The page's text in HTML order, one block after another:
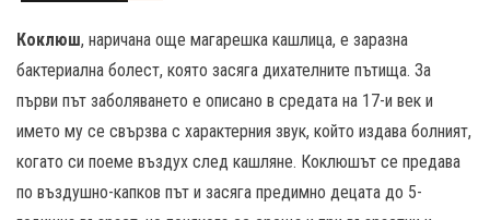
Коклюш, наричана още магарешка кашлица, е заразна
бактериална болест, която засяга дихателните пътища. За
първи път заболяването е описано в средата на 17-и век и
името му се свързва с характерния звук, който издава болният,
когато си поеме въздух след кашляне. Коклюшът се предава
по въздушно-капков път и засяга предимно децата до 5-